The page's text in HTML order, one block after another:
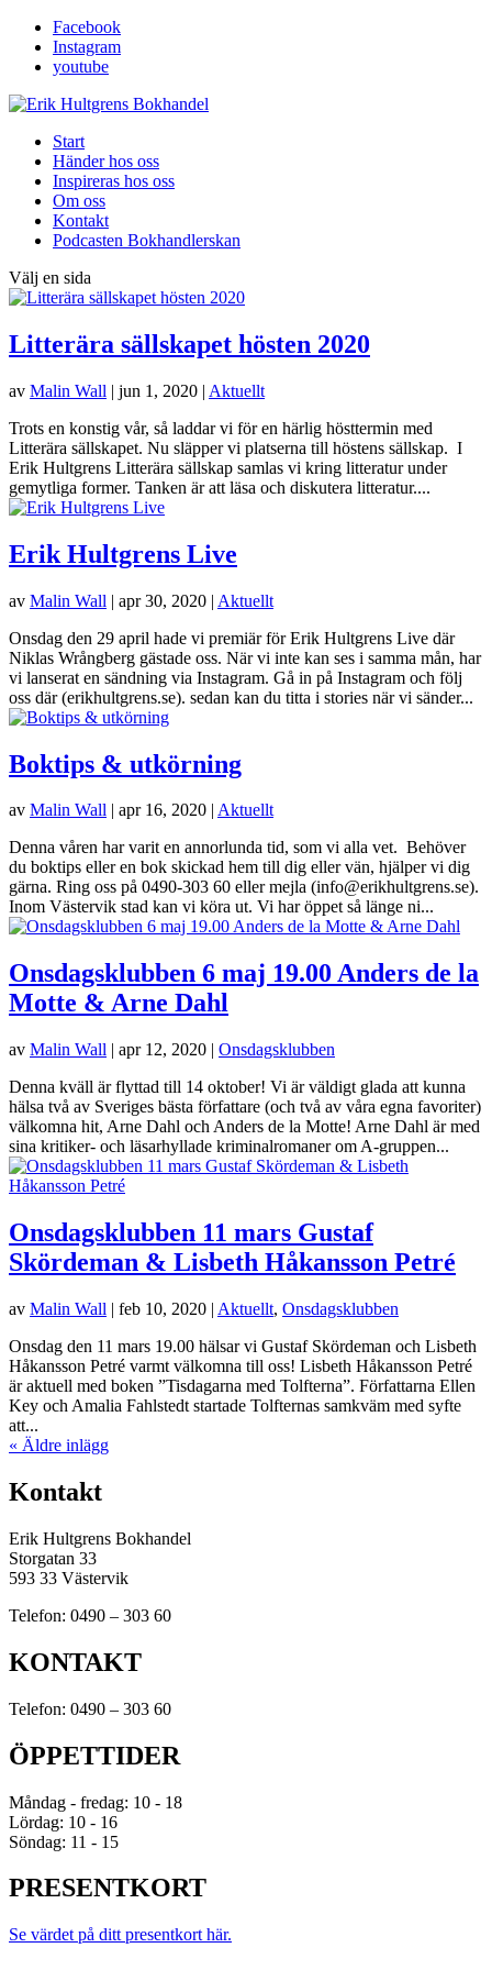
Facebook
Instagram
youtube
Start
Händer hos oss
Inspireras hos oss
Om oss
Kontakt
Podcasten Bokhandlerskan
Välj en sida
Litterära sällskapet hösten 2020
av Malin Wall | jun 1, 2020 | Aktuellt
Trots en konstig vår, så laddar vi för en härlig hösttermin med
Litterära sällskapet. Nu släpper vi platserna till höstens sällskap. I
Erik Hultgrens Litterära sällskap samlas vi kring litteratur under
gemytliga former. Tanken är att läsa och diskutera litteratur....
Erik Hultgrens Live
av Malin Wall | apr 30, 2020 | Aktuellt
Onsdag den 29 april hade vi premiär för Erik Hultgrens Live där
Niklas Wrångberg gästade oss. När vi inte kan ses i samma mån, har
vi lanserat en sändning via Instagram. Gå in på Instagram och följ
oss där (erikhultgrens.se). sedan kan du titta i stories när vi sänder...
Boktips & utkörning
av Malin Wall | apr 16, 2020 | Aktuellt
Denna våren har varit en annorlunda tid, som vi alla vet. Behöver
du boktips eller en bok skickad hem till dig eller vän, hjälper vi dig
gärna. Ring oss på 0490-303 60 eller mejla (info@erikhultgrens.se).
Inom Västervik stad kan vi köra ut. Vi har öppet så länge ni...
Onsdagsklubben 6 maj 19.00 Anders de la
Motte & Arne Dahl
av Malin Wall | apr 12, 2020 | Onsdagsklubben
Denna kväll är flyttad till 14 oktober! Vi är väldigt glada att kunna
hälsa två av Sveriges bästa författare (och två av våra egna favoriter)
välkomna hit, Arne Dahl och Anders de la Motte! Arne Dahl är med
sina kritiker- och läsarhyllade kriminalromaner om A-gruppen...
Onsdagsklubben 11 mars Gustaf
Skördeman & Lisbeth Håkansson Petré
av Malin Wall | feb 10, 2020 | Aktuellt, Onsdagsklubben
Onsdag den 11 mars 19.00 hälsar vi Gustaf Skördeman och Lisbeth
Håkansson Petré varmt välkomna till oss! Lisbeth Håkansson Petré
är aktuell med boken ”Tisdagarna med Tolfterna”. Författarna Ellen
Key och Amalia Fahlstedt startade Tolfternas samkväm med syfte
att...
« Äldre inlägg
Kontakt
Erik Hultgrens Bokhandel
Storgatan 33
593 33 Västervik
Telefon: 0490 – 303 60
KONTAKT
Telefon: 0490 – 303 60
ÖPPETTIDER
Måndag - fredag: 10 - 18
Lördag: 10 - 16
Söndag: 11 - 15
PRESENTKORT
Se värdet på ditt presentkort här.